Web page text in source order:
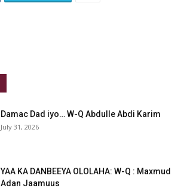
Damac Dad iyo… W-Q Abdulle Abdi Karim
July 31, 2026
YAA KA DANBEEYA OLOLAHA: W-Q : Maxmud
Adan Jaamuus